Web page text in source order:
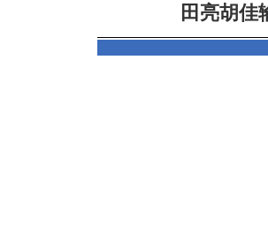
田亮胡佳